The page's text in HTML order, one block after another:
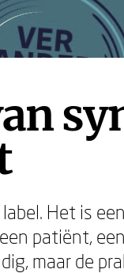
Het is
patiënt,
maar de